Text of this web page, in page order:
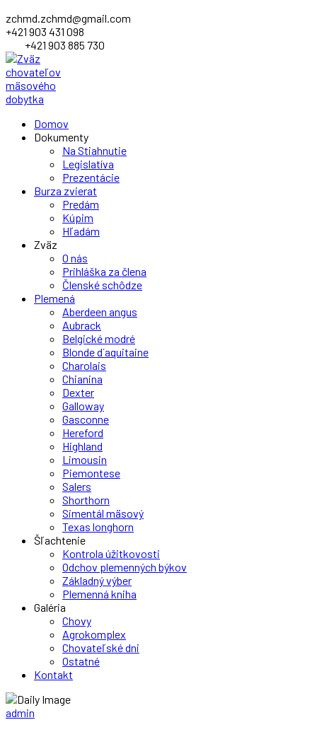
zchmd.zchmd@gmail.com
+421 903 431 098
+421 903 885 730
ProfileDomov
Dokumenty
Na Stiahnutie
Legislatíva
Prezentácie
Burza zvierat
Predám
Kúpim
Hľadám
Zväz
O nás
Prihláška za člena
Členské schôdze
Plemená
Aberdeen angus
Aubrack
Belgické modré
Blonde d´aquitaine
Charolais
Chianina
Dexter
Galloway
Gasconne
Hereford
Highland
Limousin
Piemontese
Salers
Shorthorn
Simentál mäsový
Texas longhorn
Šľachtenie
Kontrola úžitkovosti
Odchov plemenných býkov
Základný výber
Plemenná kniha
Galéria
Chovy
Agrokomplex
Chovateľské dni
Ostatné
Kontakt
admin